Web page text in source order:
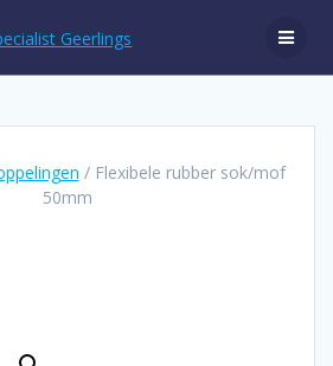
naar
/ Flexibele rubber sok/mof
50mm